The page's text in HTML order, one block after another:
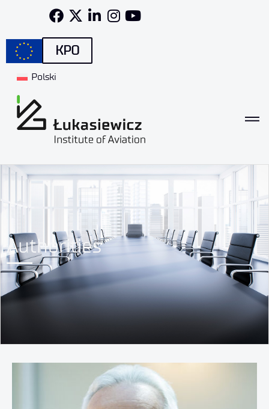
KPO
Polski
Authorities